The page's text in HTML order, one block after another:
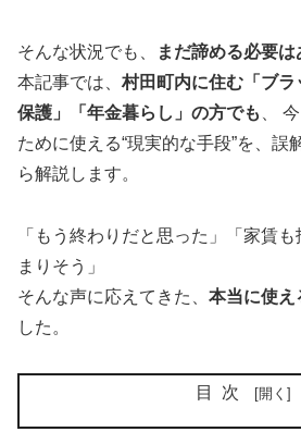
そんな状況でも、 まだ諦める必要
本記事では、 村田町内に住む「ブ
保護」「年金暮らし」の方でも
、
ために使える“現実的な手段”を、誤
ら解説します。
「もう終わりだと思った」「家賃
まりそう」
そんな声に応えてきた、 本当に使え
した。
目次